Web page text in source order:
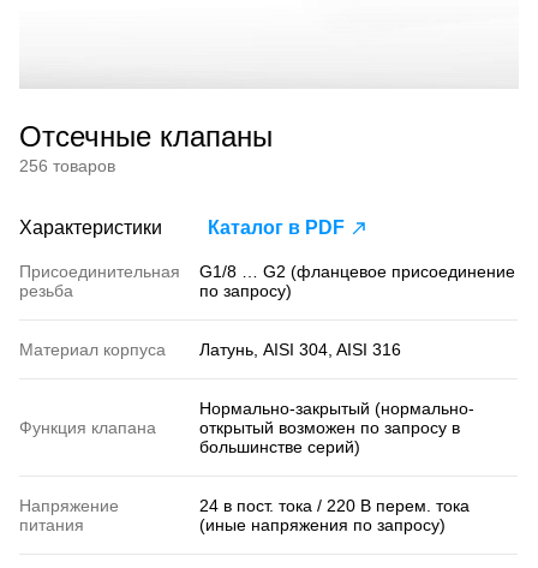
Отсечные клапаны
256 товаров
Характеристики Каталог в PDF
Присоединительная
резьба
G1/8 … G2 (фланцевое присоединение
по запросу)
Материал корпуса Латунь, AISI 304, AISI 316
Функция клапана
Нормально-закрытый (нормально-
открытый возможен по запросу в
большинстве серий)
Напряжение
питания
24 в пост. тока / 220 В перем. тока
(иные напряжения по запросу)